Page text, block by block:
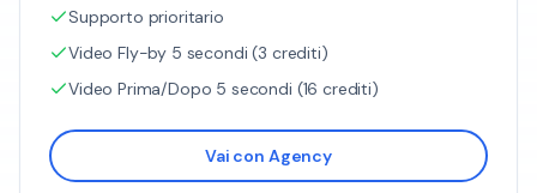
Supporto prioritario
Video Fly-by 5 secondi (3 crediti)
Video Prima/Dopo 5 secondi (16 crediti)
Vai con Agency